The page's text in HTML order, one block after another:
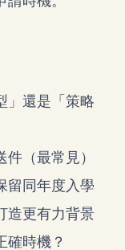
」還是「策略
（最常見）
留同年度入學
造更有力背景
確時機？